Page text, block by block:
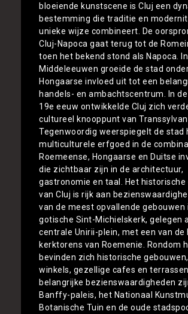
bloeiende kunstscene is Cluj een
bestemming die traditie en
unieke wijze combineert. De
Cluj-Napoca gaat terug tot de
toen het bekend stond als Napoca.
Middeleeuwen groeide de stad
Hongaarse invloed uit tot een
handels- en ambachtscentrum. In de
19e eeuw ontwikkelde Cluj zich
cultureel knooppunt van
Tegenwoordig weerspiegelt de stad
multiculturele erfgoed in de
Roemeense, Hongaarse en Duitse
die zichtbaar zijn in de architectuur,
gastronomie en taal. Het historische
van Cluj is rijk aan
van de meest opvallende gebouwen
gotische Sint-Michielskerk, gelegen
centrale Unirii-plein, met een van de
kerktorens van Roemenie. Rondom
bevinden zich historische
winkels, gezellige cafes en
belangrijke bezienswaardigheden
Banffy-paleis, het Nationaal
Botanische Tuin en de oude